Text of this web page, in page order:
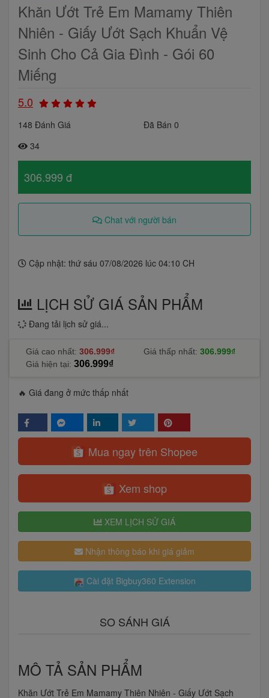
Khăn Ướt Trẻ Em Mamamy Thiên
Nhiên - Giấy Ướt Sạch Khuẩn Vệ
Sinh Cho Cả Gia Đình - Gói 60
Miếng
5.0
148 Đánh Giá
Đã Bán 0
34
306.999 đ
Chat với người bán
Cập nhật: thứ sáu 07/08/2026 lúc 04:10 CH
LỊCH SỬ GIÁ SẢN PHẨM
Đang tải lịch sử giá...
Giá cao nhất: 306.999₫ Giá thấp nhất: 306.999₫
Giá hiện tại: 306.999₫
🔥 Giá đang ở mức thấp nhất
Mua ngay trên Shopee
Xem shop
XEM LỊCH SỬ GIÁ
Nhận thông báo khi giá giảm
Cài đặt Bigbuy360 Extension
SO SÁNH GIÁ
MÔ TẢ SẢN PHẨM
Khăn Ướt Trẻ Em Mamamy Thiên Nhiên - Giấy Ướt Sạch